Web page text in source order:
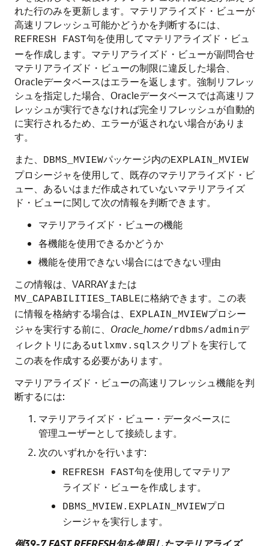
れた行のみを更新します。マテリアライズド・ビューが
高速リフレッシュ可能かどうかを判断するには、
REFRESH FAST句を使用してマテリアライズド・ビュ
ーを作成します。マテリアライズド・ビューが副問合せ
マテリアライズド・ビューの制限に違反した場合、
Oracleデータベースはエラーを返します。強制リフレッ
シュを指定した場合、Oracleデータベースでは高速リフ
レッシュが実行できなければ完全リフレッシュが自動的
に実行されるため、エラーが返されない場合がありま
す。
また、
DBMS_MVIEWパッケージ内のEXPLAIN_MVIEW
プロシージャを使用して、既存のマテリアライズド・ビ
ュー、あるいはまだ作成されていないマテリアライズ
ド・ビューに関して次の情報を判断できます。
マテリアライズド・ビューの機能
各機能を使用できるかどうか
機能を使用できない場合にはできない理由
この情報は、VARRAYまたは
MV_CAPABILITIES_TABLEに格納できます。この表
に情報を格納する場合は、
EXPLAIN_MVIEWプロシー
ジャを実行する前に、 Oracle_home/rdbms/adminデ
ィレクトリにあるutlxmv.sqlスクリプトを実行して
この表を作成する必要があります。
マテリアライズド・ビューの高速リフレッシュ機能を判
断するには:
マテリアライズド・ビュー・データベースに
管理ユーザーとして接続します。
次のいずれかを行います:
REFRESH FAST句を使用してマテリア
ライズド・ビューを作成します。
DBMS_MVIEW.EXPLAIN_MVIEWプロ
シージャを実行します。
例39-7 FAST REFRESH句を使用したマテリアライズ